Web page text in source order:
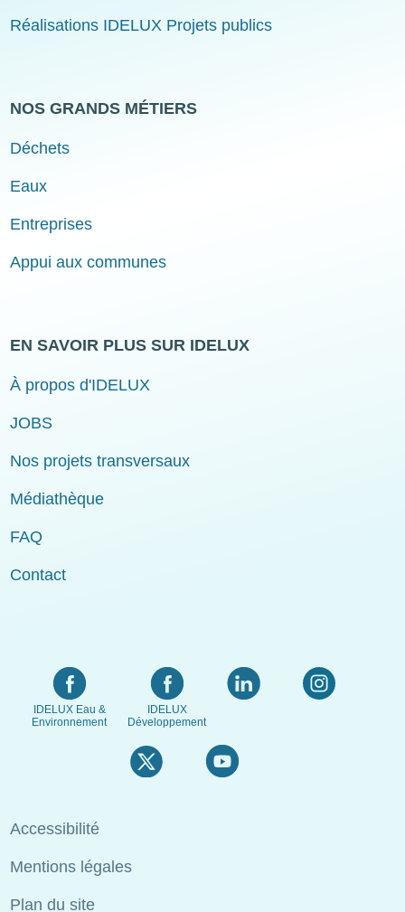
Réalisations IDELUX Projets publics
NOS GRANDS MÉTIERS
Déchets
Eaux
Entreprises
Appui aux communes
EN SAVOIR PLUS SUR IDELUX
À propos d'IDELUX
JOBS
Nos projets transversaux
Médiathèque
FAQ
Contact
IDELUX Eau &
Environnement
IDELUX
Développement
Menu
de
page
Accessibilité
Mentions légales
Plan du site